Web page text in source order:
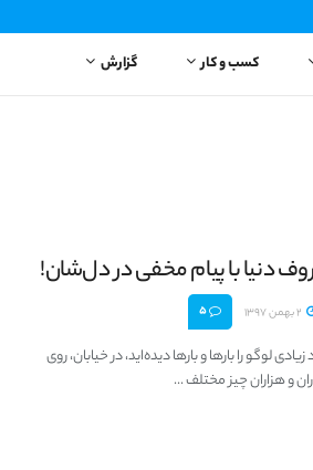
کسب و کار گزارش
دنیا با پیام مخفی در دل‌شان!
5
لوگو را بارها و بارها دیده‌اید، در خیابان، روی
و هزاران چیز مختلف ...